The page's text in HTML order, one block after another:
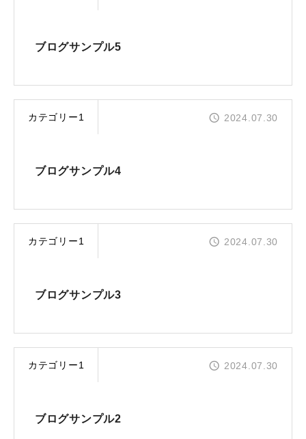
ブログサンプル5
カテゴリー1 2024.07.30
ブログサンプル4
カテゴリー1 2024.07.30
ブログサンプル3
カテゴリー1 2024.07.30
ブログサンプル2